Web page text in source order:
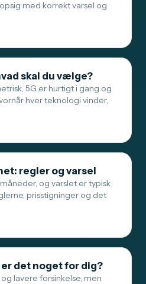
med korrekt varsel og
skal du vælge?
5G er hurtigt i gang og
hver teknologi vinder,
regler og varsel
og varslet er typisk
prisstigninger og det
er det noget for dig?
lavere forsinkelse, men